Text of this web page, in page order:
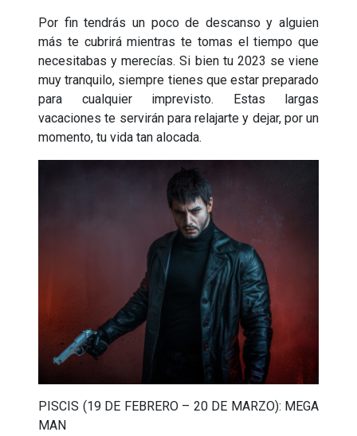
Por fin tendrás un poco de descanso y alguien
más te cubrirá mientras te tomas el tiempo que
necesitabas y merecías. Si bien tu 2023 se viene
muy tranquilo, siempre tienes que estar preparado
para cualquier imprevisto. Estas largas
vacaciones te servirán para relajarte y dejar, por un
momento, tu vida tan alocada.
PISCIS (19 DE FEBRERO – 20 DE MARZO): MEGA
MAN